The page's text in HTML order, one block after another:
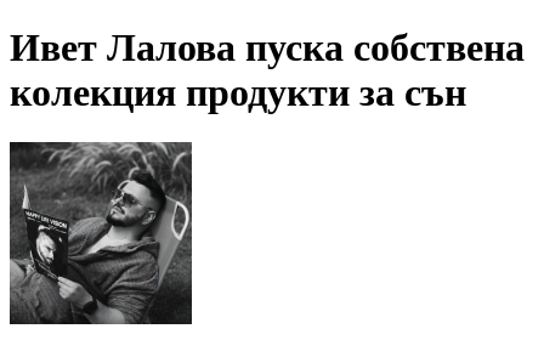
Ивет Лалова пуска собствена
колекция продукти за сън